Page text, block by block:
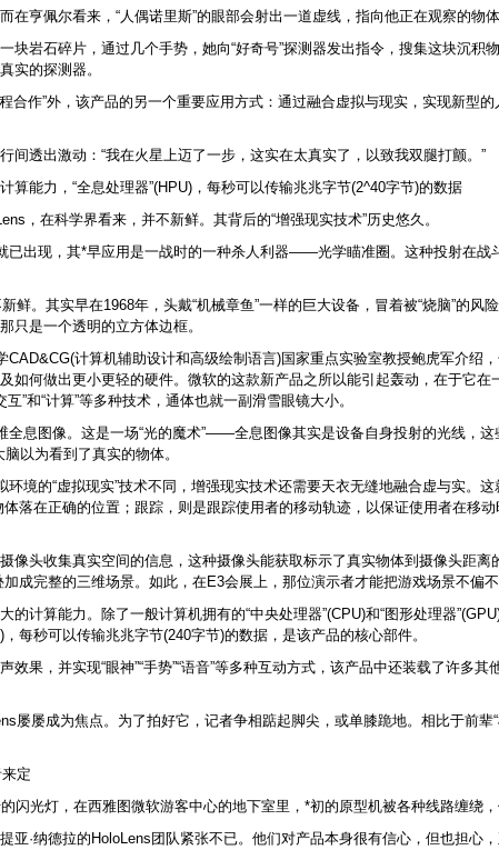
在亨佩尔看来，“人偶诺里斯”的眼部会射出一道虚线，指向他正在观察的物体
块岩石碎片，通过几个手势，她向“好奇号”探测器发出指令，搜集这块沉积
实的探测器。
合作”外，该产品的另一个重要应用方式：通过融合虚拟与现实，实现新型
间透出激动：“我在火星上迈了一步，这实在太真实了，以致我双腿打颤。”
算能力，“全息处理器”(HPU)，每秒可以传输兆兆字节(2^40字节)的数据
，在科学界看来，并不新鲜。其背后的“增强现实技术”历史悠久。
已出现，其*早应用是一战时的一种杀人利器——光学瞄准圈。这种投射在战
鲜。其实早在1968年，头戴“机械章鱼”一样的巨大设备，冒着被“烧脑”的风
是一个透明的立方体边框。
CAD&CG(计算机辅助设计和高级绘制语言)国家重点实验室教授鲍虎军介绍
如何做出更小更轻的硬件。微软的这款新产品之所以能引起轰动，在于它在
互”和“计算”等多种技术，通体也就一副滑雪眼镜大小。
全息图像。这是一场“光的魔术”——全息图像其实是设备自身投射的光线，
以为看到了真实的物体。
环境的“虚拟现实”技术不同，增强现实技术还需要天衣无缝地融合虚与实。
落在正确的位置；跟踪，则是跟踪使用者的移动轨迹，以保证使用者在移动
像头收集真实空间的信息，这种摄像头能获取标示了真实物体到摄像头距离
成完整的三维场景。如此，在E3会展上，那位演示者才能把游戏场景不偏不
的计算能力。除了一般计算机拥有的“中央处理器”(CPU)和“图形处理器
每秒可以传输兆兆字节(240字节)的数据，是该产品的核心部件。
效果，并实现“眼神”“手势”“语音”等多种互动方式，该产品中还装载了许多
屡屡成为焦点。为了拍好它，记者争相踮起脚尖，或单膝跪地。相比于前辈
定
闪光灯，在西雅图微软游客中心的地下室里，*初的原型机被各种线路缠绕，
亚·纳德拉的HoloLens团队紧张不已。他们对产品本身很有信心，但也担心